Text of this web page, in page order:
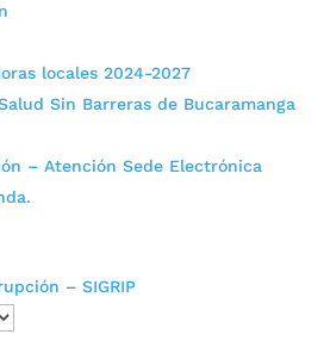
locales 2024-2027
Sin Barreras de Bucaramanga
– Atención Sede Electrónica
– SIGRIP
invita a jornada solidaria
de Bucaramanga